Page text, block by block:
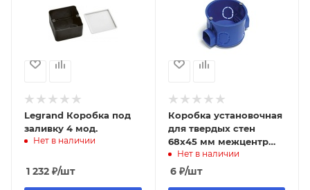
Legrand Коробка под
заливку 4 мод.
Нет в наличии
1 232 ₽/шт
Коробка установочная
для твердых стен
68x45 мм межцентр
71мм, IP20
Нет в наличии
6₽/шт